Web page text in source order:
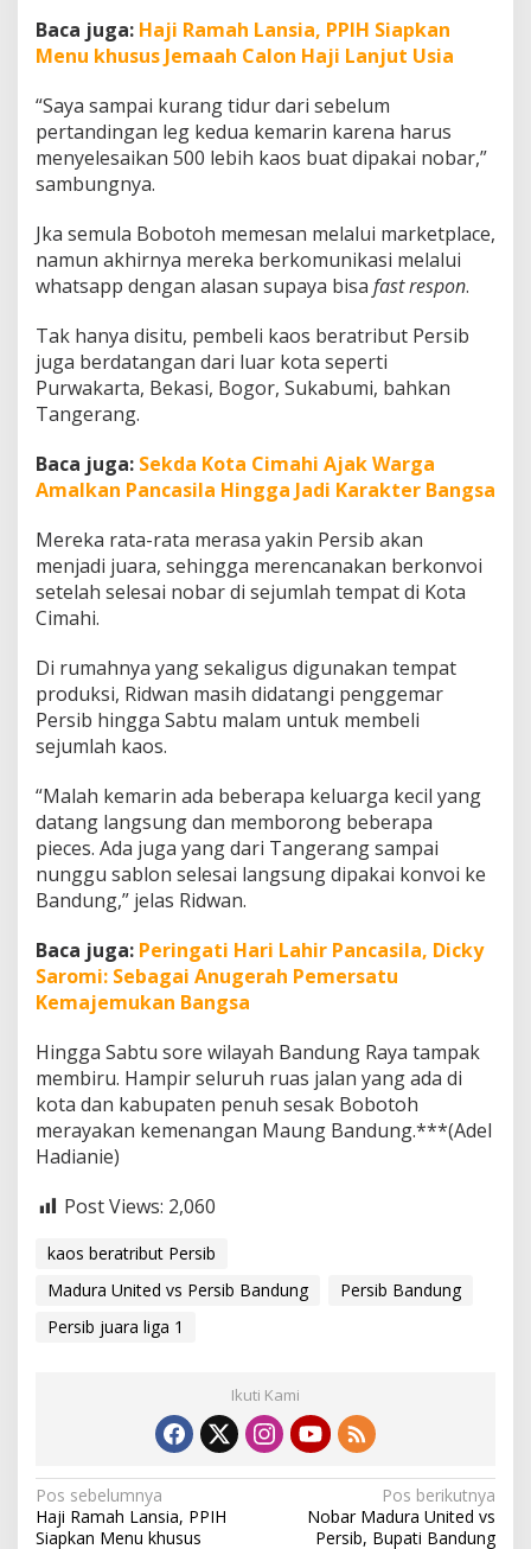
Baca juga: Haji Ramah Lansia, PPIH Siapkan
Menu khusus Jemaah Calon Haji Lanjut Usia
“Saya sampai kurang tidur dari sebelum
pertandingan leg kedua kemarin karena harus
menyelesaikan 500 lebih kaos buat dipakai nobar,”
sambungnya.
Jka semula Bobotoh memesan melalui marketplace,
namun akhirnya mereka berkomunikasi melalui
whatsapp dengan alasan supaya bisa fast respon.
Tak hanya disitu, pembeli kaos beratribut Persib
juga berdatangan dari luar kota seperti
Purwakarta, Bekasi, Bogor, Sukabumi, bahkan
Tangerang.
Baca juga: Sekda Kota Cimahi Ajak Warga
Amalkan Pancasila Hingga Jadi Karakter Bangsa
Mereka rata-rata merasa yakin Persib akan
menjadi juara, sehingga merencanakan berkonvoi
setelah selesai nobar di sejumlah tempat di Kota
Cimahi.
Di rumahnya yang sekaligus digunakan tempat
produksi, Ridwan masih didatangi penggemar
Persib hingga Sabtu malam untuk membeli
sejumlah kaos.
“Malah kemarin ada beberapa keluarga kecil yang
datang langsung dan memborong beberapa
pieces. Ada juga yang dari Tangerang sampai
nunggu sablon selesai langsung dipakai konvoi ke
Bandung,” jelas Ridwan.
Baca juga: Peringati Hari Lahir Pancasila, Dicky
Saromi: Sebagai Anugerah Pemersatu
Kemajemukan Bangsa
Hingga Sabtu sore wilayah Bandung Raya tampak
membiru. Hampir seluruh ruas jalan yang ada di
kota dan kabupaten penuh sesak Bobotoh
merayakan kemenangan Maung Bandung.***(Adel
Hadianie)
Post Views: 2,060
kaos beratribut Persib
Madura United vs Persib Bandung
Persib Bandung
Persib juara liga 1
Ikuti Kami
N
a
Pos sebelumnya
Haji Ramah Lansia, PPIH
Siapkan Menu khusus
Pos berikutnya
Nobar Madura United vs
Persib, Bupati Bandung